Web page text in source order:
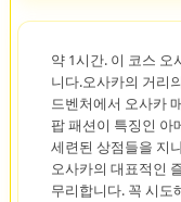
약 1시간. 이 코스 오
니다.오사카의 거리
드벤처에서 오사카
팝 패션이 특징인 아
세련된 상점들을 지
오사카의 대표적인
무리합니다. 꼭 시도